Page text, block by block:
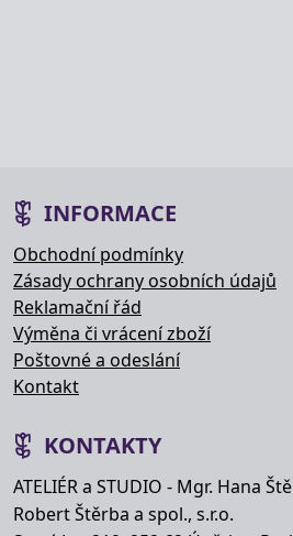
INFORMACE
Obchodní podmínky
Zásady ochrany osobních údajů
Reklamační řád
Výměna či vrácení zboží
Poštovné a odeslání
Kontakt
KONTAKTY
ATELIÉR a STUDIO - Mgr. Hana
Robert Štěrba a spol., s.r.o.